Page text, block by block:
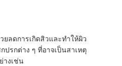
ยลดการเกิดสิวและทำให้ผิว
รกต่าง ๆ ที่อาจเป็นสาเหตุ
างเช่น